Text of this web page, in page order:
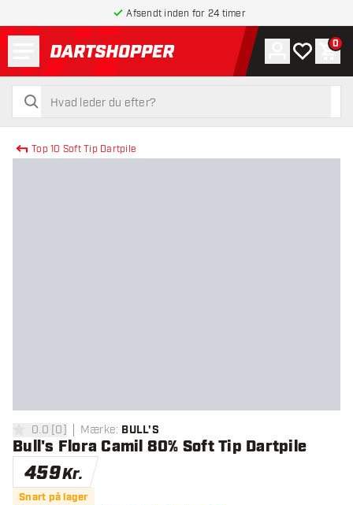
Afsendt inden for 24 timer
tilbage til forsiden
søg
søg
Konto
Min 0
Top 10 Soft Tip Dartpile
0 bedømmelsesstjerner
0.0 [0] Mærke: BULL'S
Bull's Flora Camil 80% Soft Tip Dartpile
459Kr.
Snart på lager